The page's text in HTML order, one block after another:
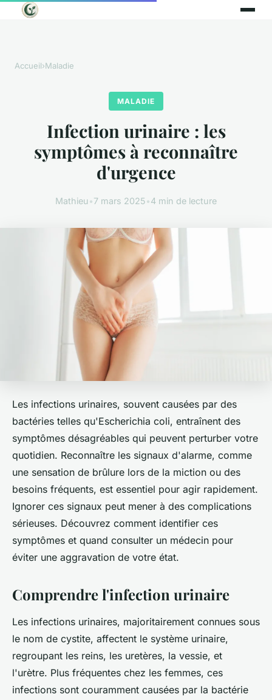
Accueil›Maladie
MALADIE
Infection urinaire : les
symptômes à reconnaître
d'urgence
Mathieu•7 mars 2025•4 min de lecture
Les infections urinaires, souvent causées par des
bactéries telles qu'Escherichia coli, entraînent des
symptômes désagréables qui peuvent perturber votre
quotidien. Reconnaître les signaux d'alarme, comme
une sensation de brûlure lors de la miction ou des
besoins fréquents, est essentiel pour agir rapidement.
Ignorer ces signaux peut mener à des complications
sérieuses. Découvrez comment identifier ces
symptômes et quand consulter un médecin pour
éviter une aggravation de votre état.
Comprendre l'infection urinaire
Les infections urinaires, majoritairement connues sous
le nom de cystite, affectent le système urinaire,
regroupant les reins, les uretères, la vessie, et
l'urètre. Plus fréquentes chez les femmes, ces
infections sont couramment causées par la bactérie